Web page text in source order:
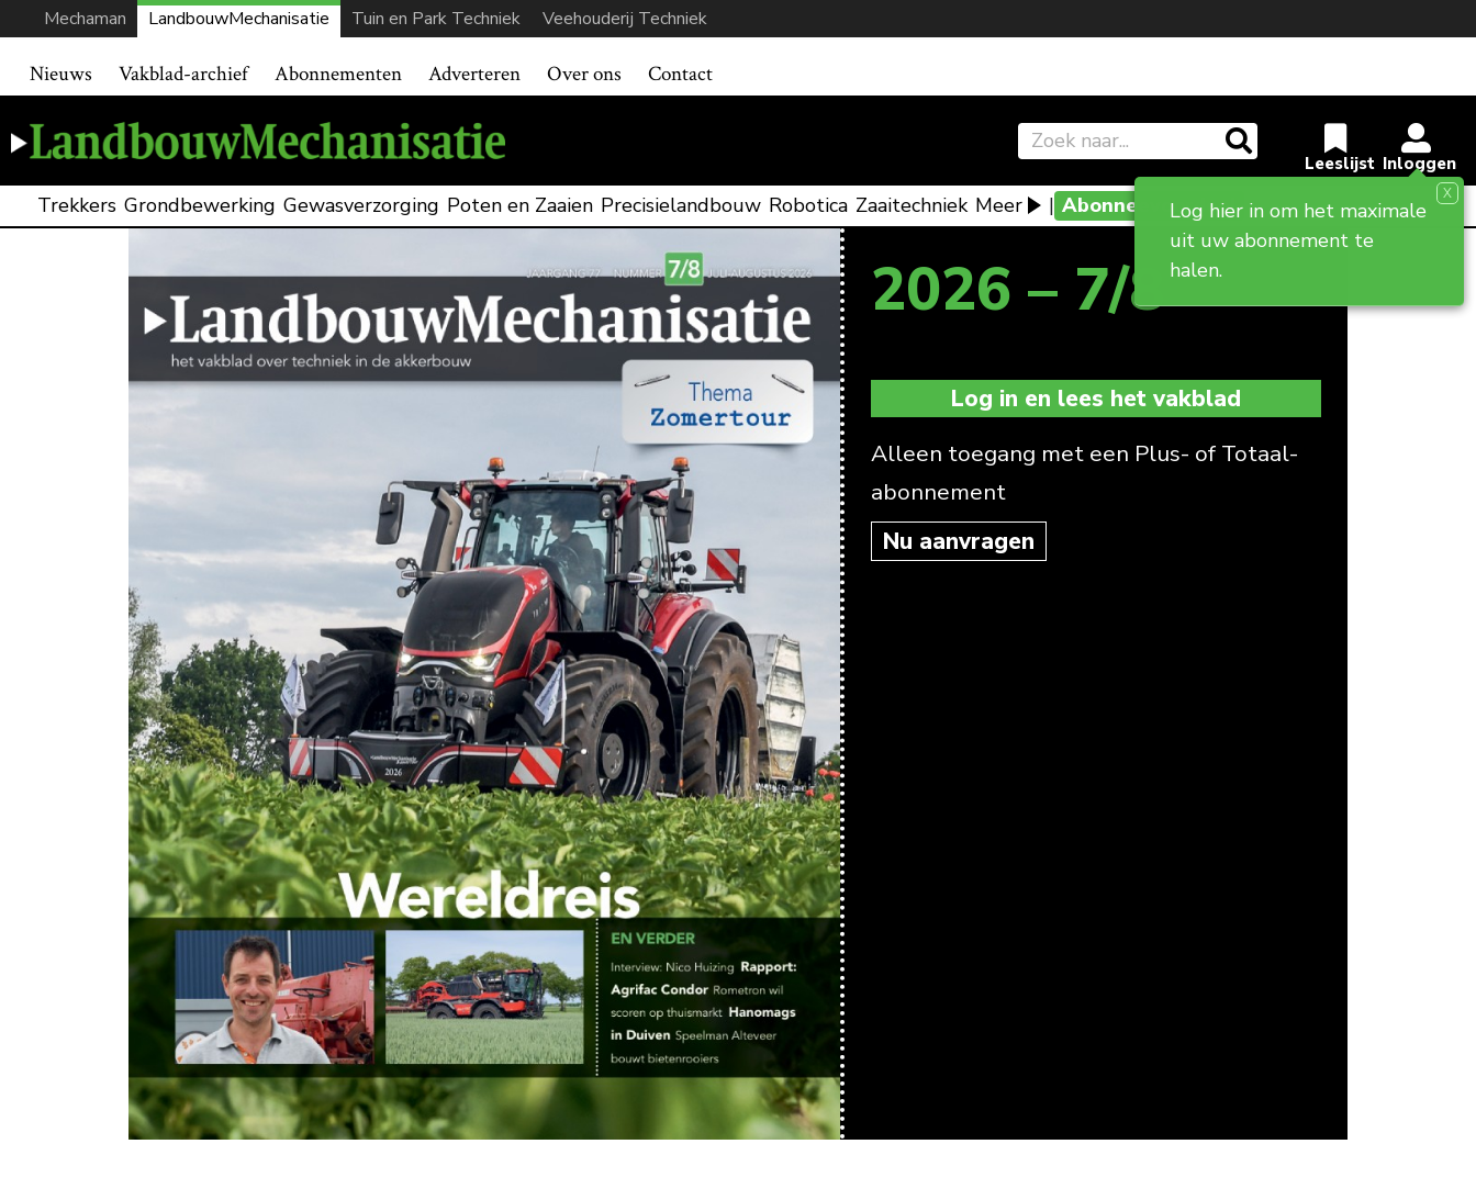
Mechaman LandbouwMechanisatie Tuin en Park Techniek Veehouderij Techniek
Nieuws Vakblad-archief Abonnementen Adverteren Over ons Contact
Log hier in om het maximale
uit uw abonnement te
halen.
X
Trekkers Grondbewerking Gewasverzorging Poten en Zaaien Precisielandbouw Robotica Zaaitechniek Meer | Abonneevoordeel
2026 – 7/8
Log in en lees het vakblad
Alleen toegang met een Plus- of Totaal-
abonnement
Nu aanvragen